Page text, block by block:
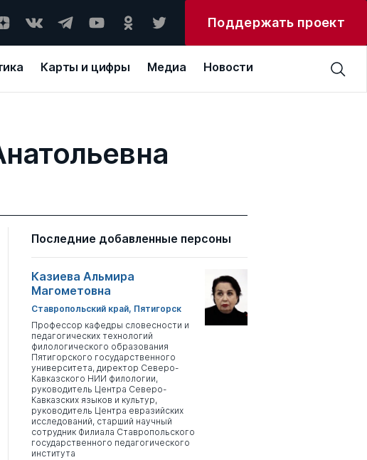
Поддержать проект
Карты и цифры Медиа Новости
Последние добавленные персоны
Казиева Альмира
Магометовна
Ставропольский край, Пятигорск
Профессор кафедры словесности и
педагогических технологий
филологического образования
Пятигорского государственного
университета, директор Северо-
Кавказского НИИ филологии,
руководитель Центра Северо-
Кавказских языков и культур,
руководитель Центра евразийских
исследований, старший научный
сотрудник Филиала Ставропольского
государственного педагогического
института